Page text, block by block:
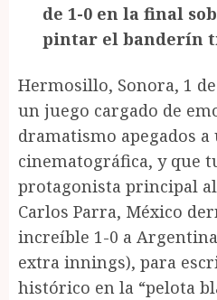
de 1-0 en la final
pintar el banderín
Hermosillo, Sonora, 1
un juego cargado de
dramatismo apegados
cinematográfica, y que
protagonista principal
Carlos Parra, México
increíble 1-0 a
extra innings), para
histórico en la “pelota